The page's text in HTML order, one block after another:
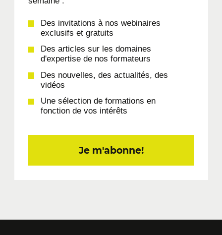
Des invitations à nos webinaires
exclusifs et gratuits
Des articles sur les domaines
d'expertise de nos formateurs
Des nouvelles, des actualités, des
vidéos
Une sélection de formations en
fonction de vos intérêts
Je m'abonne!